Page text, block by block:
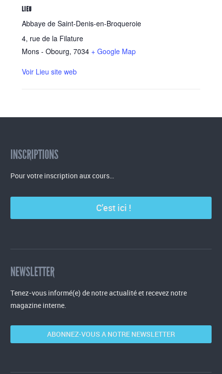
LIEU
Abbaye de Saint-Denis-en-Broqueroie
4, rue de la Filature
Mons - Obourg, 7034 + Google Map
Voir Lieu site web
INSCRIPTIONS
Pour votre inscription aux cours…
C’est ici !
NEWSLETTER
Tenez-vous informé(e) de notre actualité et recevez notre
magazine interne.
ABONNEZ-VOUS A NOTRE NEWSLETTER